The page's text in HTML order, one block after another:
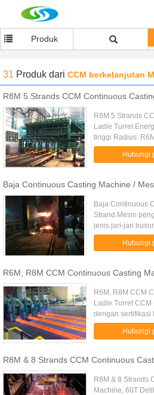
Produk
31 Produk dari CCM berkelanjutan
R8M 5 Strands CCM Continuous
R8M 5 Strands
Ladle Turret
tinggi Radius:
helai dengan
operasi yangHubungi
Baja Continuous Casting Machine /
Baja Continuous
Strand Mesin
jenis jari-jari
strand 5, Opsi
kualitas tinggi ...
Hubungi
R6M, R8M CCM Continuous Casting
R6M, R8M CCM
Ladle Turret
dengan sertifikasi
yang aman
Kami dapatHubungi
R8M & 8 Strands CCM Continuous
R8M & 8 Strands
Machine, 60T